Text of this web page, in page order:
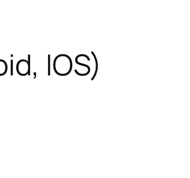
IOS)